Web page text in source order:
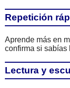
Repetición
Aprende más en
confirma si sabías
Lectura y